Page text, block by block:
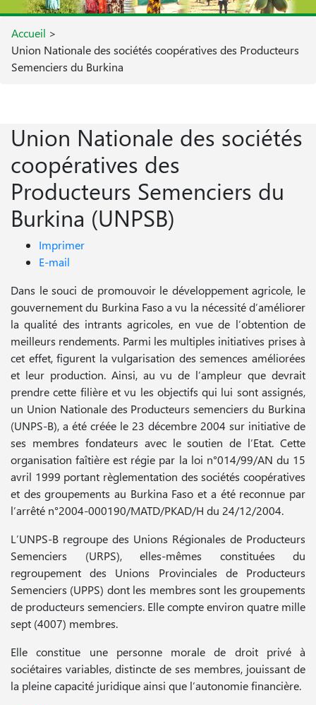
Accueil >
Union Nationale des sociétés coopératives des Producteurs
Semenciers du Burkina
Union Nationale des sociétés
coopératives des
Producteurs Semenciers du
Burkina (UNPSB)
Imprimer
E-mail
Dans le souci de promouvoir le développement agricole, le
gouvernement du Burkina Faso a vu la nécessité d’améliorer
la qualité des intrants agricoles, en vue de l’obtention de
meilleurs rendements. Parmi les multiples initiatives prises à
cet effet, figurent la vulgarisation des semences améliorées
et leur production. Ainsi, au vu de l’ampleur que devrait
prendre cette filière et vu les objectifs qui lui sont assignés,
un Union Nationale des Producteurs semenciers du Burkina
(UNPS-B), a été créée le 23 décembre 2004 sur initiative de
ses membres fondateurs avec le soutien de l’Etat. Cette
organisation faîtière est régie par la loi n°014/99/AN du 15
avril 1999 portant règlementation des sociétés coopératives
et des groupements au Burkina Faso et a été reconnue par
l’arrêté n°2004-000190/MATD/PKAD/H du 24/12/2004.
L’UNPS-B regroupe des Unions Régionales de Producteurs
Semenciers (URPS), elles-mêmes constituées du
regroupement des Unions Provinciales de Producteurs
Semenciers (UPPS) dont les membres sont les groupements
de producteurs semenciers. Elle compte environ quatre mille
sept (4007) membres.
Elle constitue une personne morale de droit privé à
sociétaires variables, distincte de ses membres, jouissant de
la pleine capacité juridique ainsi que l’autonomie financière.